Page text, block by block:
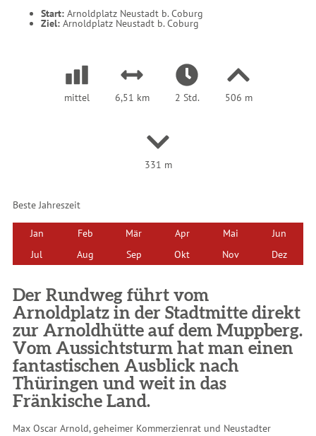
:
Start: Arnoldplatz Neustadt b. Coburg
Ziel: Arnoldplatz Neustadt b. Coburg
mittel 6,51 km 2 Std. 506 m
331 m
Beste Jahreszeit
Jan Feb Mär Apr Mai
Jun
Jul
Aug Sep Okt Nov Dez
Der Rundweg führt vom
Arnoldplatz in der Stadtmitte direkt
zur Arnoldhütte auf dem Muppberg.
Vom Aussichtsturm hat man einen
fantastischen Ausblick nach
Thüringen und weit in das
Fränkische Land.
Max Oscar Arnold, geheimer Kommerzienrat und Neustadter